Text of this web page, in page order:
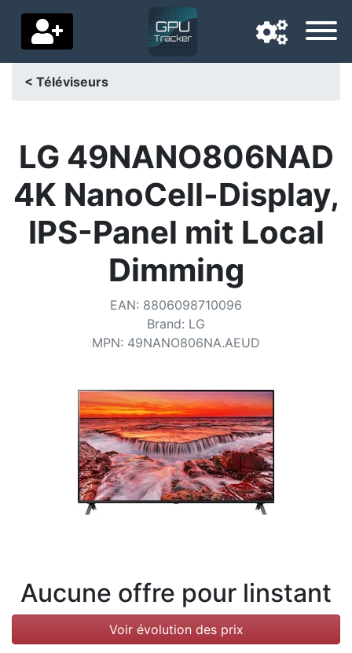
Pays de livraison
Accueil
Baisses de prix
Paramètres
Soutenez-nous
Catégories
< Téléviseurs
LG 49NANO806NAD
4K NanoCell-Display,
IPS-Panel mit Local
Dimming
EAN: 8806098710096
Brand: LG
MPN: 49NANO806NA.AEUD
Aucune offre pour linstant
Voir évolution des prix